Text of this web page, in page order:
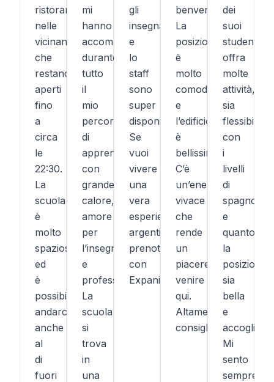
ristoranti
nelle
vicinanze
che
restano
aperti
fino
a
circa
le
22:30.
La
scuola
è
molto
spaziosa
ed
è
possibile
andarci
anche
al
di
fuori
mi
hanno
accompagnata
durante
tutto
il
mio
percorso
di
apprendimento
con
grande
calore,
amore
per
l’insegnamento
e
professionalità.
La
scuola
si
trova
in
una
gli
insegnanti
e
lo
staff
sono
super
disponibili.
Se
vuoi
vivere
una
vera
esperienza
argentina,
prenota
con
Expanish!
benvenuti.
La
posizione
è
molto
comoda
e
l’edificio
è
bellissimo.
C’è
un’energia
vivace
che
rende
un
piacere
venire
qui.
Altamente
consigliato!
dei
suoi
studenti,
offra
molte
attività,
sia
flessibile
con
i
livelli
di
spagnolo
e
quanto
la
posizione
sia
bella
e
Mi
sento
sempre